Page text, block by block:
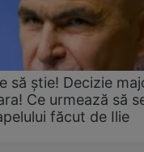
să știe! Decizie
Ce urmează să
făcut de Ilie